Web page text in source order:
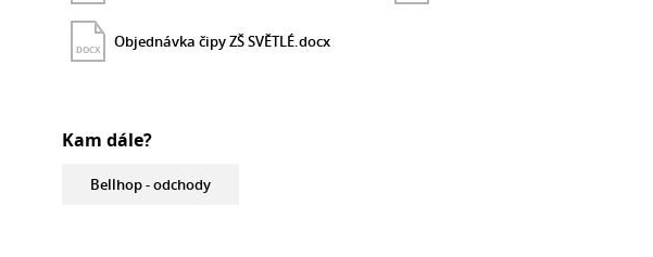
DOCX Objednávka čipy ZŠ SVĚTLÉ.docx
Kam dále?
Bellhop - odchody